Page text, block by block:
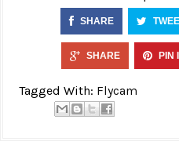
SHARE
SHARE PIN
Tagged With: Flycam